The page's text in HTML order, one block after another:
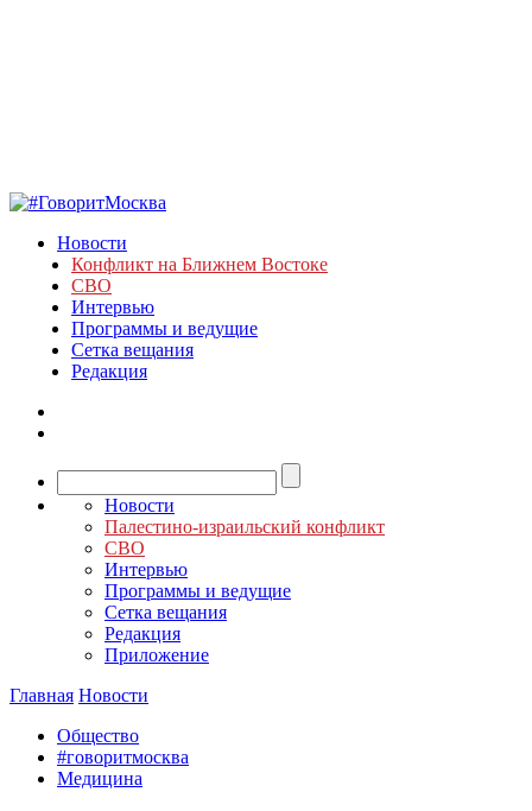
Новости
Конфликт на Ближнем Востоке
СВО
Интервью
Программы и ведущие
Сетка вещания
Редакция
Новости
Палестино-израильский конфликт
СВО
Интервью
Программы и ведущие
Сетка вещания
Редакция
Приложение
Главная Новости
Общество
#говоритмосква
Медицина